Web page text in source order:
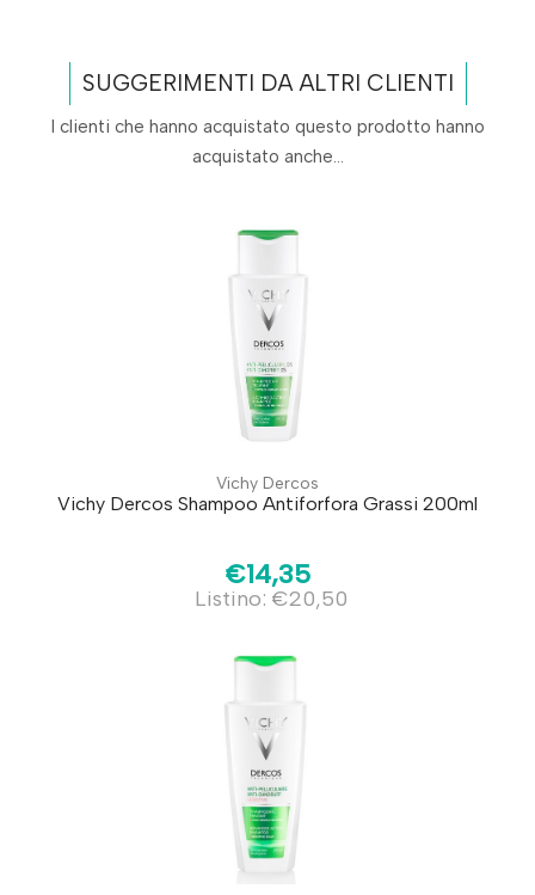
SUGGERIMENTI DA ALTRI CLIENTI
I clienti che hanno acquistato questo prodotto hanno
acquistato anche...
Vichy Dercos
Vichy Dercos Shampoo Antiforfora Grassi 200ml
€14,35
Listino: €20,50